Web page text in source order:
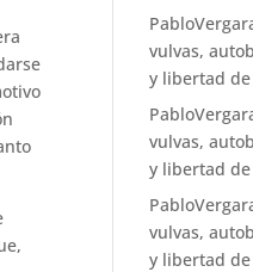
vulvas,
y libertad
vulvas,
y libertad
vulvas,
y libertad